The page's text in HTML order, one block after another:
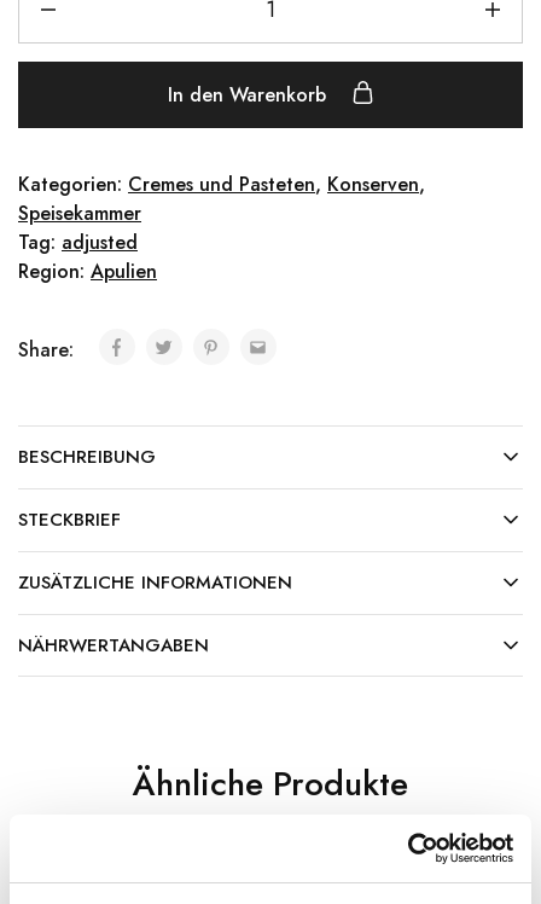
In den Warenkorb
Kategorien: Cremes und Pasteten, Konserven,
Speisekammer
Tag: adjusted
Region: Apulien
Share:
BESCHREIBUNG
STECKBRIEF
ZUSÄTZLICHE INFORMATIONEN
NÄHRWERTANGABEN
Ähnliche Produkte